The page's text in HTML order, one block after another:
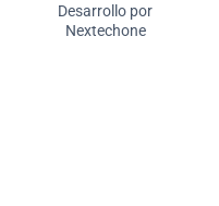
Desarrollo por
Nextechone